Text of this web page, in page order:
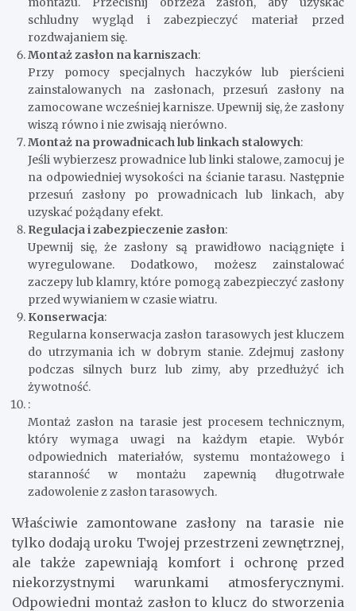
schludny wygląd i zabezpieczyć materiał przed
rozdwajaniem się.
Montaż zasłon na karniszach:
Przy pomocy specjalnych haczyków lub pierścieni
zainstalowanych na zasłonach, przesuń zasłony na
zamocowane wcześniej karnisze. Upewnij się, że zasłony
wiszą równo i nie zwisają nierówno.
Montaż na prowadnicach lub linkach stalowych:
Jeśli wybierzesz prowadnice lub linki stalowe, zamocuj je
na odpowiedniej wysokości na ścianie tarasu. Następnie
przesuń zasłony po prowadnicach lub linkach, aby
uzyskać pożądany efekt.
Regulacja i zabezpieczenie zasłon:
Upewnij się, że zasłony są prawidłowo naciągnięte i
wyregulowane. Dodatkowo, możesz zainstalować
zaczepy lub klamry, które pomogą zabezpieczyć zasłony
przed wywianiem w czasie wiatru.
Konserwacja:
Regularna konserwacja zasłon tarasowych jest kluczem
do utrzymania ich w dobrym stanie. Zdejmuj zasłony
podczas silnych burz lub zimy, aby przedłużyć ich
żywotność.
:
Montaż zasłon na tarasie jest procesem technicznym,
który wymaga uwagi na każdym etapie. Wybór
odpowiednich materiałów, systemu montażowego i
staranność w montażu zapewnią długotrwałe
zadowolenie z zasłon tarasowych.
Właściwie zamontowane zasłony na tarasie nie
tylko dodają uroku Twojej przestrzeni zewnętrznej,
ale także zapewniają komfort i ochronę przed
niekorzystnymi warunkami atmosferycznymi.
Odpowiedni montaż zasłon to klucz do stworzenia